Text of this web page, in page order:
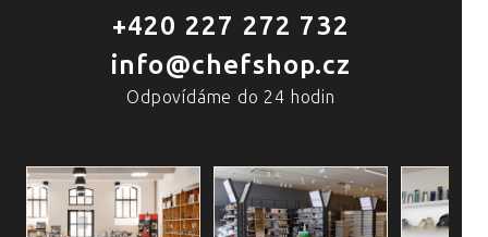
+420 227 272 732
info@chefshop.cz
Odpovídáme do 24 hodin